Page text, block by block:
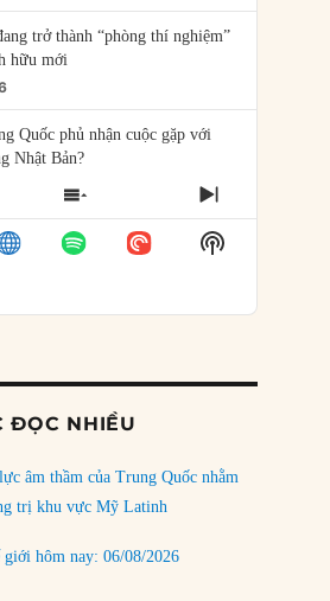
trở thành “phòng thí nghiệm”
hữu mới
Quốc phủ nhận cuộc gặp với
Nhật Bản?
lược của Trump tại Thái Bình
SHOW
EPISODES
LIST
NEXT
EPISODE
Show
Podcast
ĐỌC NHIỀU
âm thầm của Trung Quốc nhằm
trị khu vực Mỹ Latinh
giới hôm nay: 06/08/2026